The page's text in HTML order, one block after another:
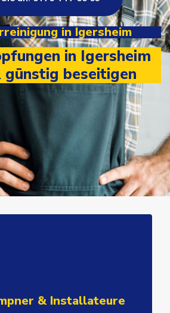
in Igersheim
in Igersheim
günstig beseitigen
& Installateure